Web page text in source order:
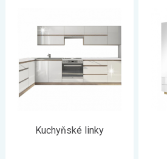
Kuchyňské linky